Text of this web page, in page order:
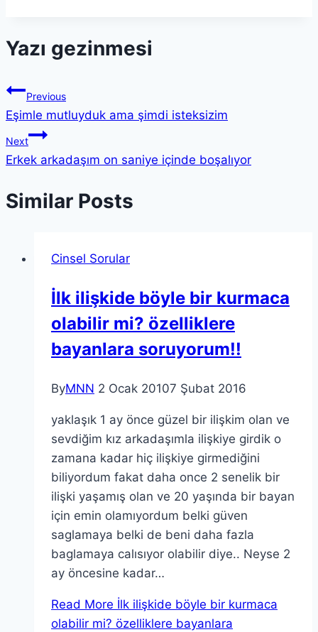
Yazı gezinmesi
Previous
Eşimle mutluyduk ama şimdi isteksizim
Next
Erkek arkadaşım on saniye içinde boşalıyor
Similar Posts
Cinsel Sorular
İlk ilişkide böyle bir kurmaca
olabilir mi? özelliklere
bayanlara soruyorum!!
ByMNN 2 Ocak 20107 Şubat 2016
yaklaşık 1 ay önce güzel bir ilişkim olan ve
sevdiğim kız arkadaşımla ilişkiye girdik o
zamana kadar hiç ilişkiye girmediğini
biliyordum fakat daha once 2 senelik bir
ilişki yaşamış olan ve 20 yaşında bir bayan
için emin olamıyordum belki güven
saglamaya belki de beni daha fazla
baglamaya calısıyor olabilir diye.. Neyse 2
ay öncesine kadar…
Read More İlk ilişkide böyle bir kurmaca
olabilir mi? özelliklere bayanlara